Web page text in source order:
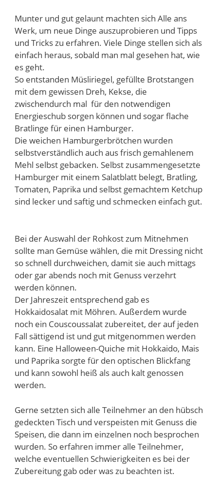
Munter und gut gelaunt machten sich Alle ans
Werk, um neue Dinge auszuprobieren und Tipps
und Tricks zu erfahren. Viele Dinge stellen sich als
einfach heraus, sobald man mal gesehen hat, wie
es geht.
So entstanden Müsliriegel, gefüllte Brotstangen
mit dem gewissen Dreh, Kekse, die
zwischendurch mal für den notwendigen
Energieschub sorgen können und sogar flache
Bratlinge für einen Hamburger.
Die weichen Hamburgerbrötchen wurden
selbstverständlich auch aus frisch gemahlenem
Mehl selbst gebacken. Selbst zusammengesetzte
Hamburger mit einem Salatblatt belegt, Bratling,
Tomaten, Paprika und selbst gemachtem Ketchup
sind lecker und saftig und schmecken einfach gut.
Bei der Auswahl der Rohkost zum Mitnehmen
sollte man Gemüse wählen, die mit Dressing nicht
so schnell durchweichen, damit sie auch mittags
oder gar abends noch mit Genuss verzehrt
werden können.
Der Jahreszeit entsprechend gab es
Hokkaidosalat mit Möhren. Außerdem wurde
noch ein Couscoussalat zubereitet, der auf jeden
Fall sättigend ist und gut mitgenommen werden
kann. Eine Halloween-Quiche mit Hokkaido, Mais
und Paprika sorgte für den optischen Blickfang
und kann sowohl heiß als auch kalt genossen
werden.
Gerne setzten sich alle Teilnehmer an den hübsch
gedeckten Tisch und verspeisten mit Genuss die
Speisen, die dann im einzelnen noch besprochen
wurden. So erfahren immer alle Teilnehmer,
welche eventuellen Schwierigkeiten es bei der
Zubereitung gab oder was zu beachten ist.